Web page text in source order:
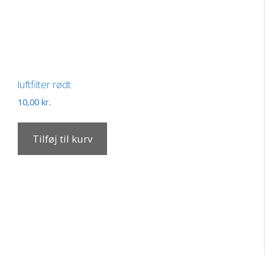
luftfilter rødt
10,00 kr.
Tilføj til kurv